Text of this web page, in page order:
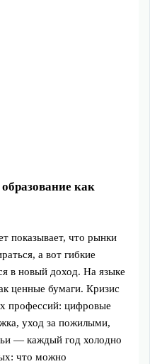
как
показывает, что рынки
а вот гибкие
в новый доход. На языке
ценные бумаги. Кризис
профессий: цифровые
уход за пожилыми,
— каждый год холодно
что можно